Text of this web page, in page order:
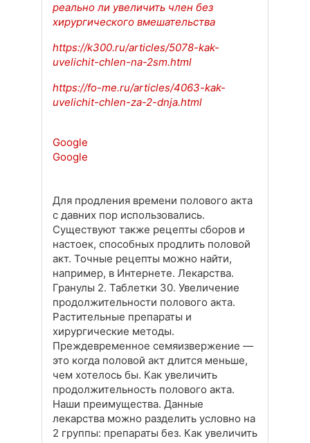
реально ли увеличить член без
хирургического вмешательства
https://k300.ru/articles/5078-kak-
uvelichit-chlen-na-2sm.html
https://fo-me.ru/articles/4063-kak-
uvelichit-chlen-za-2-dnja.html
Google
Google
Для продления времени полового акта
с давних пор использовались.
Существуют также рецепты сборов и
настоек, способных продлить половой
акт. Точные рецепты можно найти,
например, в Интернете. Лекарства.
Гранулы 2. Таблетки 30. Увеличение
продолжительности полового акта.
Растительные препараты и
хирургические методы.
Преждевременное семяизвержение —
это когда половой акт длится меньше,
чем хотелось бы. Как увеличить
продолжительность полового акта.
Наши преимущества. Данные
лекарства можно разделить условно на
2 группы: препараты без. Как увеличить